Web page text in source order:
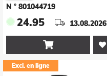
N ° 801044719
24.95 13.08.2026

Excl. en ligne